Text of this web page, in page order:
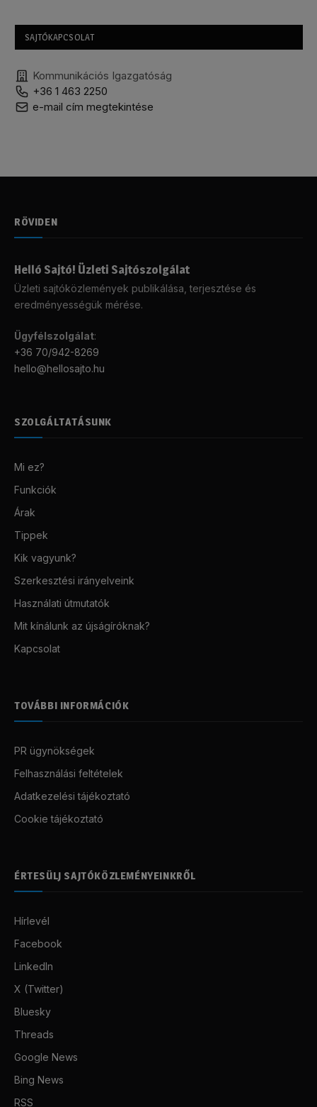
SAJTÓKAPCSOLAT
Kommunikációs Igazgatóság
+36 1 463 2250
e-mail cím megtekintése
RÖVIDEN
Helló Sajtó! Üzleti Sajtószolgálat
Üzleti sajtóközlemények publikálása, terjesztése és
eredményességük mérése.
Ügyfélszolgálat:
+36 70/942-8269
hello@hellosajto.hu
SZOLGÁLTATÁSUNK
Mi ez?
Funkciók
Árak
Tippek
Kik vagyunk?
Szerkesztési irányelveink
Használati útmutatók
Mit kínálunk az újságíróknak?
Kapcsolat
TOVÁBBI INFORMÁCIÓK
PR ügynökségek
Felhasználási feltételek
Adatkezelési tájékoztató
Cookie tájékoztató
ÉRTESÜLJ SAJTÓKÖZLEMÉNYEINKRŐL
Hírlevél
Facebook
LinkedIn
X (Twitter)
Bluesky
Threads
Google News
Bing News
RSS